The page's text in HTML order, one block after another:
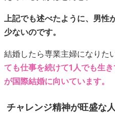
上記でも述べたように、男性
少ないのです。
結婚したら専業主婦になりた
ても仕事を続けて1人でも生
が国際結婚に向いています。
チャレンジ精神が旺盛な人